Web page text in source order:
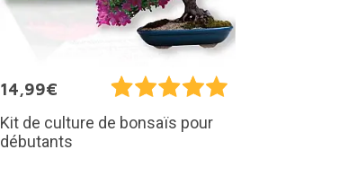
14,99€
Kit de culture de bonsaïs pour
débutants